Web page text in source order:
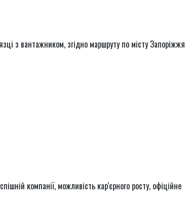
з вантажником, згідно маршруту по місту Запоріжжя
компанії, можливість кар'єрного росту, офіційне